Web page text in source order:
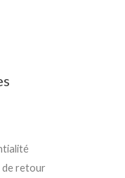
de retour